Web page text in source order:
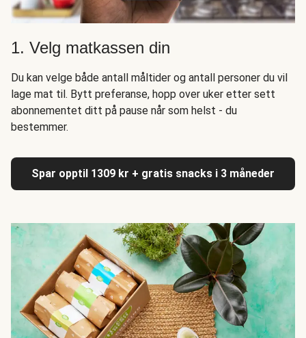
1. Velg matkassen din
Du kan velge både antall måltider og antall personer du vil
lage mat til. Bytt preferanse, hopp over uker etter sett
abonnementet ditt på pause når som helst - du
bestemmer.
Spar opptil 1309 kr + gratis snacks i 3 måneder